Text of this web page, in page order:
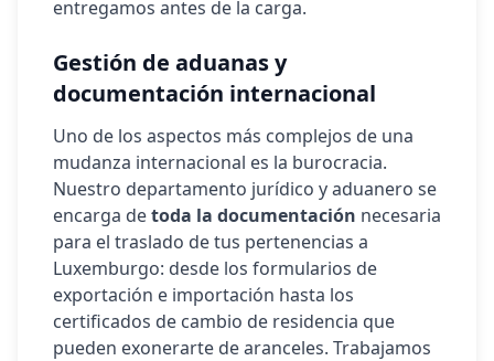
entregamos antes de la carga.
Gestión de aduanas y
documentación internacional
Uno de los aspectos más complejos de una
mudanza internacional es la burocracia.
Nuestro departamento jurídico y aduanero se
encarga detoda la documentación necesaria
para el traslado de tus pertenencias a
Luxemburgo: desde los formularios de
exportación e importación hasta los
certificados de cambio de residencia que
pueden exonerarte de aranceles. Trabajamos